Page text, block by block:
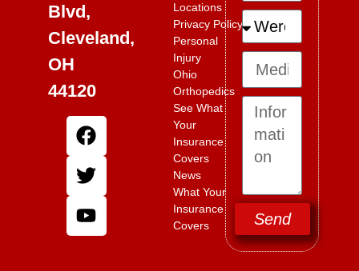
Blvd,
Cleveland,
OH
44120
Locations
Privacy Policy
Personal
Injury
Ohio
Orthopedics
See What
Your
Insurance
Covers
News
What Your
Insurance
Covers
Send